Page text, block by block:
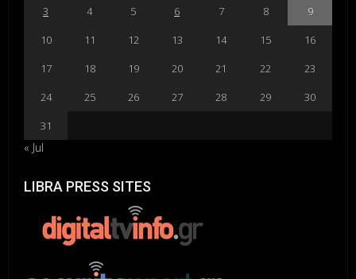
3
4 5 6 7 8
9
10
11 12 13 14 15
16
17
18 19 20 21 22
23
24
25 26 27 28 29
30
31
« Jul
LIBRA PRESS SITES